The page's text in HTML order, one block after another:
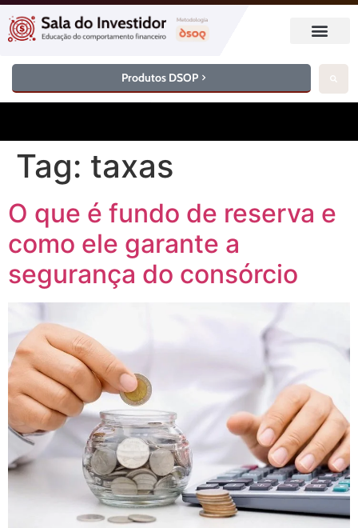
Produtos DSOP
Tag: taxas
O que é fundo de reserva e
como ele garante a
segurança do consórcio